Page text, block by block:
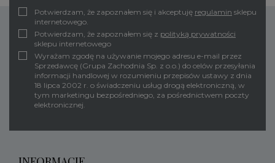
Potwierdzam, że zapoznałem się i akceptuję regulamin sklepu
internetowego.
Potwierdzam, że zapoznałem się z polityką prywatności
sklepu internetowego
Wyrażam zgodę na używanie mojego adresu e-mail przez
Sprzedawcę (Grupa Zachodnia Sp. z o.o.) do celów przesyłania
informacji handlowej w rozumieniu przepisów ustawy z dnia
18 lipca 2002 r. o świadczeniu usług drogą elektroniczną, w
tym marketingu bezpośredniego, za pośrednictwem poczty
elektronicznej.